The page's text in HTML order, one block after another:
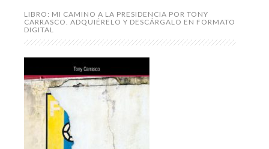
LIBRO: MI CAMINO A LA PRESIDENCIA POR TONY
CARRASCO. ADQUIÉRELO Y DESCÁRGALO EN FORMATO
DIGITAL